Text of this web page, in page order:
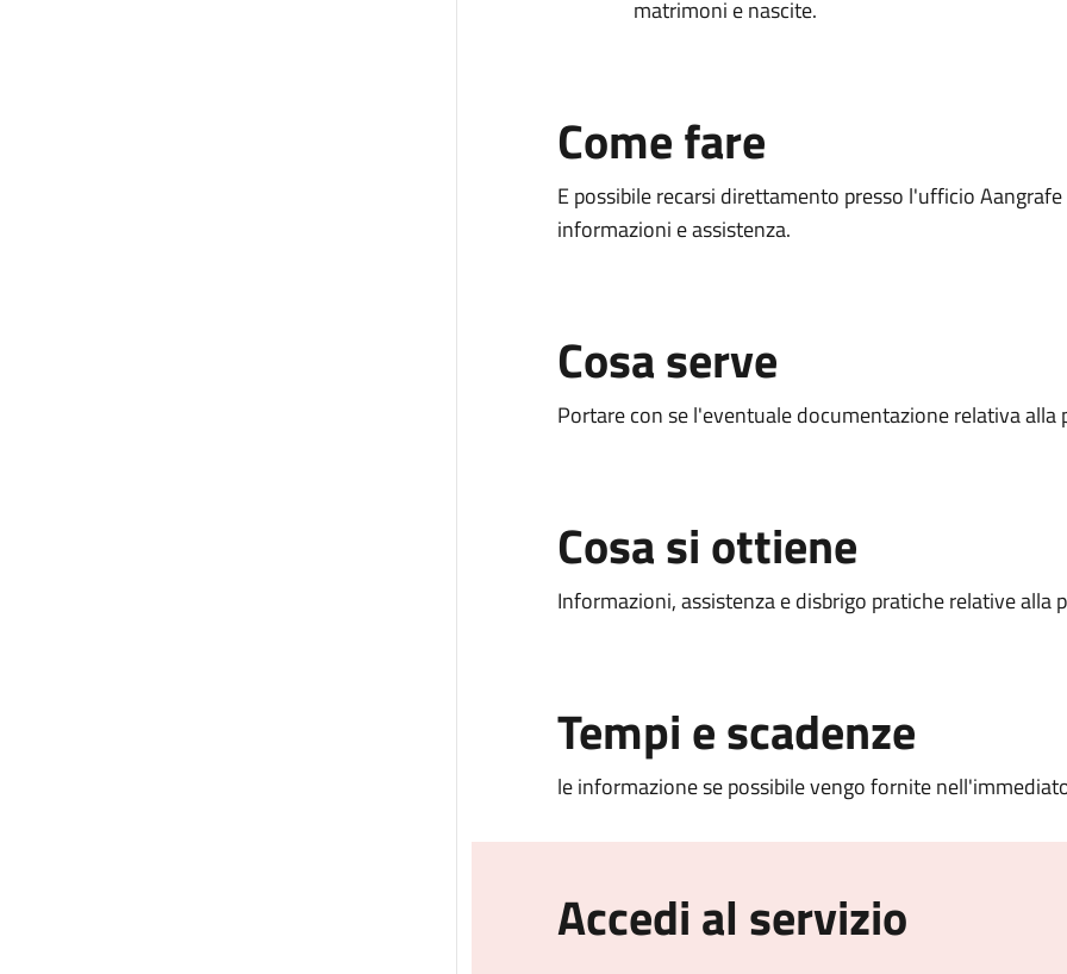
matrimoni e nascite.
Come fare
E possibile recarsi direttamento presso l'ufficio
informazioni e assistenza.
Cosa serve
Portare con se l'eventuale documentazione relativa alla
Cosa si ottiene
Informazioni, assistenza e disbrigo pratiche relative
Tempi e scadenze
le informazione se possibile vengo fornite
Accedi al servizio